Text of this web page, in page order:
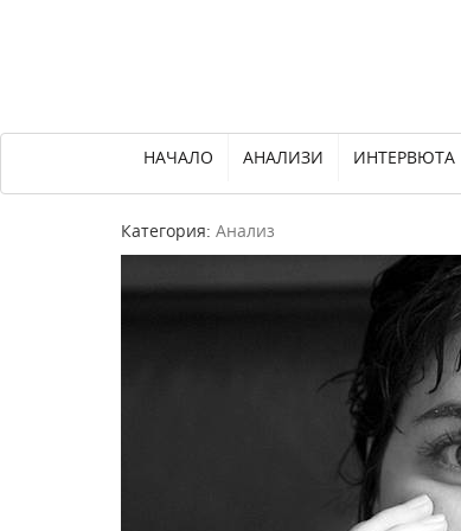
НАЧАЛО АНАЛИЗИ ИНТЕРВЮТА
Категория: Анализ